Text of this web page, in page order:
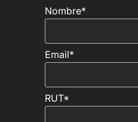
Nombre*
Email*
RUT*